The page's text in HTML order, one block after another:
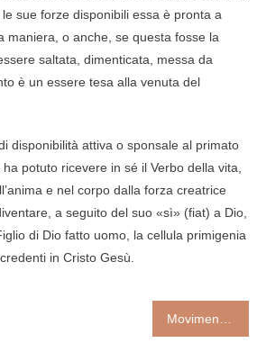
sue forze disponibili essa è pronta a
maniera, o anche, se questa fosse la
saltata, dimenticata, messa da
è un essere tesa alla venuta del
disponibilità attiva o sponsale al primato
potuto ricevere in sé il Verbo della vita,
e nel corpo dalla forza creatrice
a seguito del suo «sì» (fiat) a Dio,
di Dio fatto uomo, la cellula primigenia
in Cristo Gesù.